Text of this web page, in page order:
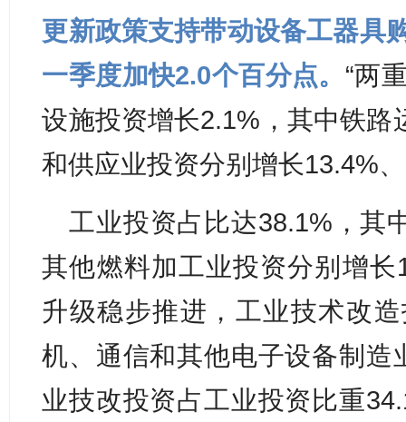
更新政策支持带动设备工器具
一季度加快2.0个百分点。 “两
设施投资增长2.1%，其中铁路
和供应业投资分别增长13.4%
工业投资占比达38.1%，其
其他燃料加工业投资分别增
升级稳步推进，工业技术改
机、通信和其他电子设备制造
业技改投资占工业投资比重